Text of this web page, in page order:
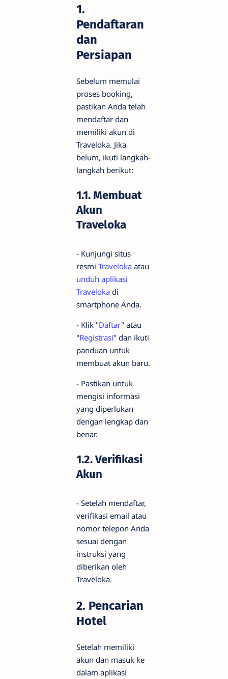
1.
Pendaftaran
dan
Persiapan
Sebelum memulai
proses booking,
pastikan Anda telah
mendaftar dan
memiliki akun di
Traveloka. Jika
belum, ikuti langkah-
langkah berikut:
1.1. Membuat
Akun
Traveloka
- Kunjungi situs
resmi Traveloka atau
unduh aplikasi
Traveloka di
smartphone Anda.
- Klik "Daftar" atau
"Registrasi" dan ikuti
panduan untuk
membuat akun baru.
- Pastikan untuk
mengisi informasi
yang diperlukan
dengan lengkap dan
benar.
1.2. Verifikasi
Akun
- Setelah mendaftar,
verifikasi email atau
nomor telepon Anda
sesuai dengan
instruksi yang
diberikan oleh
Traveloka.
2. Pencarian
Hotel
Setelah memiliki
akun dan masuk ke
dalam aplikasi